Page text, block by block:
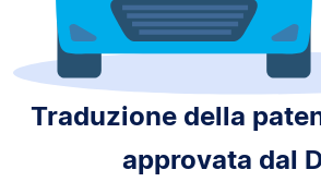
Traduzione della
approvata dal